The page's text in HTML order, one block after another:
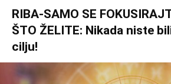
RIBA-SAMO SE
ŠTO ŽELITE: Nikada niste
cilju!